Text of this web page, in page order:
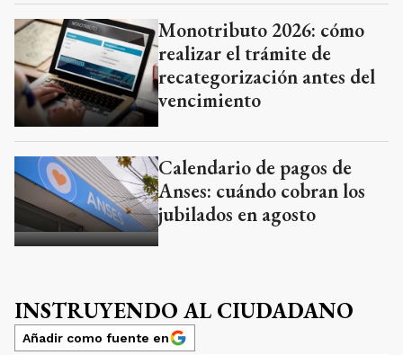
Monotributo 2026: cómo
realizar el trámite de
recategorización antes del
vencimiento
Calendario de pagos de
Anses: cuándo cobran los
jubilados en agosto
INSTRUYENDO AL CIUDADANO
Añadir como fuente en